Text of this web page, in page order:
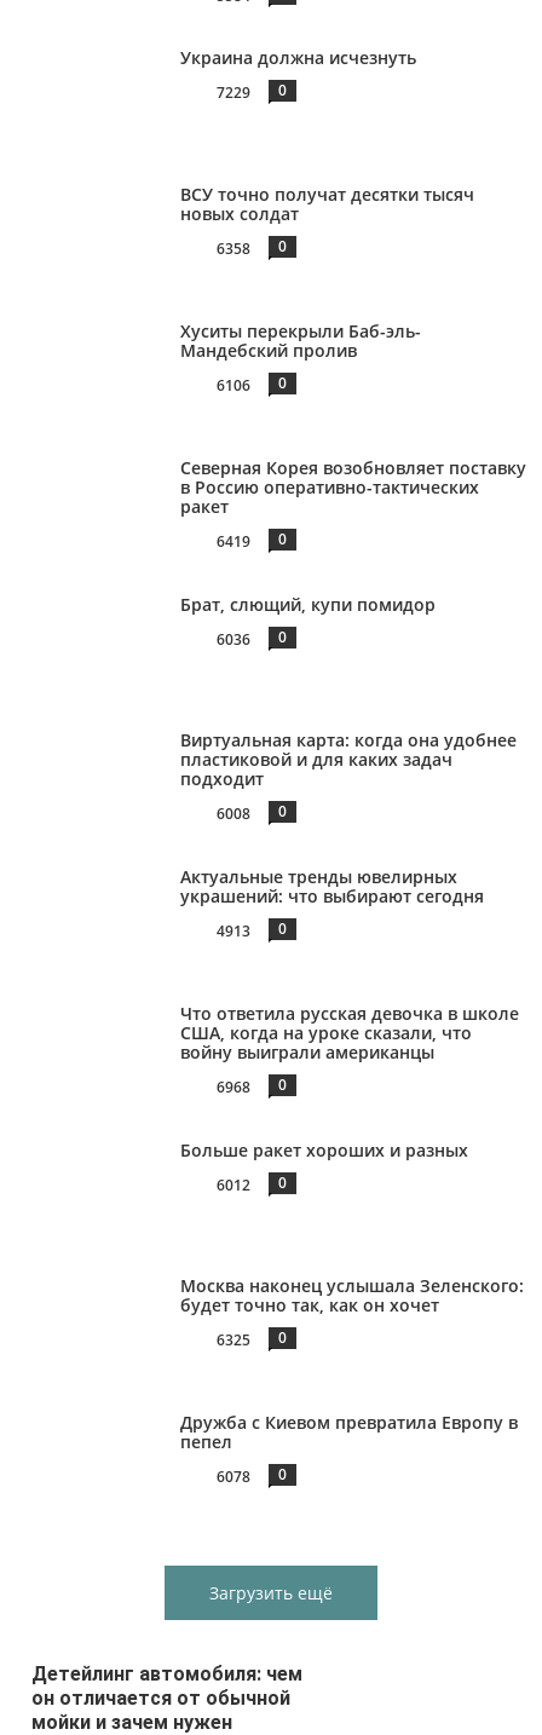
Украина должна исчезнуть
7229 0
ВСУ точно получат десятки тысяч
новых солдат
6358 0
Хуситы перекрыли Баб-эль-
Мандебский пролив
6106 0
Северная Корея возобновляет поставку
в Россию оперативно-тактических
ракет
6419 0
Брат, слющий, купи помидор
6036 0
Виртуальная карта: когда она удобнее
пластиковой и для каких задач
подходит
6008 0
Актуальные тренды ювелирных
украшений: что выбирают сегодня
4913 0
Что ответила русская девочка в школе
США, когда на уроке сказали, что
войну выиграли американцы
6968 0
Больше ракет хороших и разных
6012 0
Москва наконец услышала Зеленского:
будет точно так, как он хочет
6325 0
Дружба с Киевом превратила Европу в
пепел
6078 0
Загрузить ещё
Детейлинг автомобиля: чем
он отличается от обычной
мойки и зачем нужен